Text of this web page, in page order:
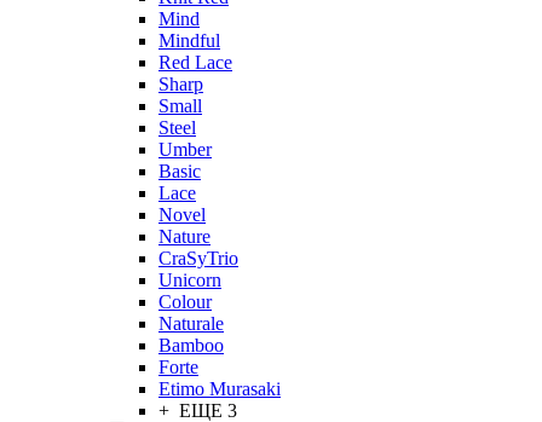
Mind
Mindful
Red Lace
Sharp
Small
Steel
Umber
Basic
Lace
Novel
Nature
CraSyTrio
Unicorn
Colour
Naturale
Bamboo
Forte
Etimo Murasaki
+ ЕЩЕ 3